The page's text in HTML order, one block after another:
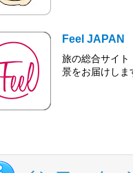
Feel JAPAN
旅の総合サイト
景をお届けしま